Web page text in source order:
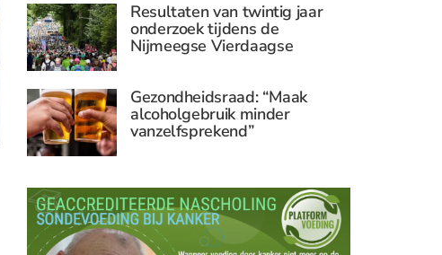
Resultaten van twintig jaar
onderzoek tijdens de
Nijmeegse Vierdaagse
Gezondheidsraad: “Maak
alcoholgebruik minder
vanzelfsprekend”